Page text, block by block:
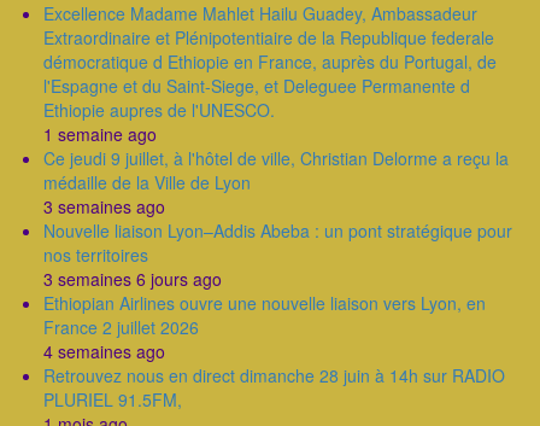
Excellence Madame Mahlet Hailu Guadey, Ambassadeur
Extraordinaire et Plénipotentiaire de la Republique federale
démocratique d Ethiopie en France, auprès du Portugal, de
l'Espagne et du Saint-Siege, et Deleguee Permanente d
Ethiopie aupres de l'UNESCO.
1 semaine ago
Ce jeudi 9 juillet, à l'hôtel de ville, Christian Delorme a reçu la
médaille de la Ville de Lyon
3 semaines ago
Nouvelle liaison Lyon–Addis Abeba : un pont stratégique pour
nos territoires
3 semaines 6 jours ago
Ethiopian Airlines ouvre une nouvelle liaison vers Lyon, en
France 2 juillet 2026
4 semaines ago
Retrouvez nous en direct dimanche 28 juin à 14h sur RADIO
PLURIEL 91.5FM,